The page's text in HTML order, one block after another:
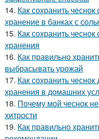
14. Как сохранить
хранение в банках с
15. Как сохранить
хранения
16. Как правильно
выбрасывать урожай
17. Как сохранить
хранения в домашних
18. Почему мой чеснок
хитрости
19. Как правильно